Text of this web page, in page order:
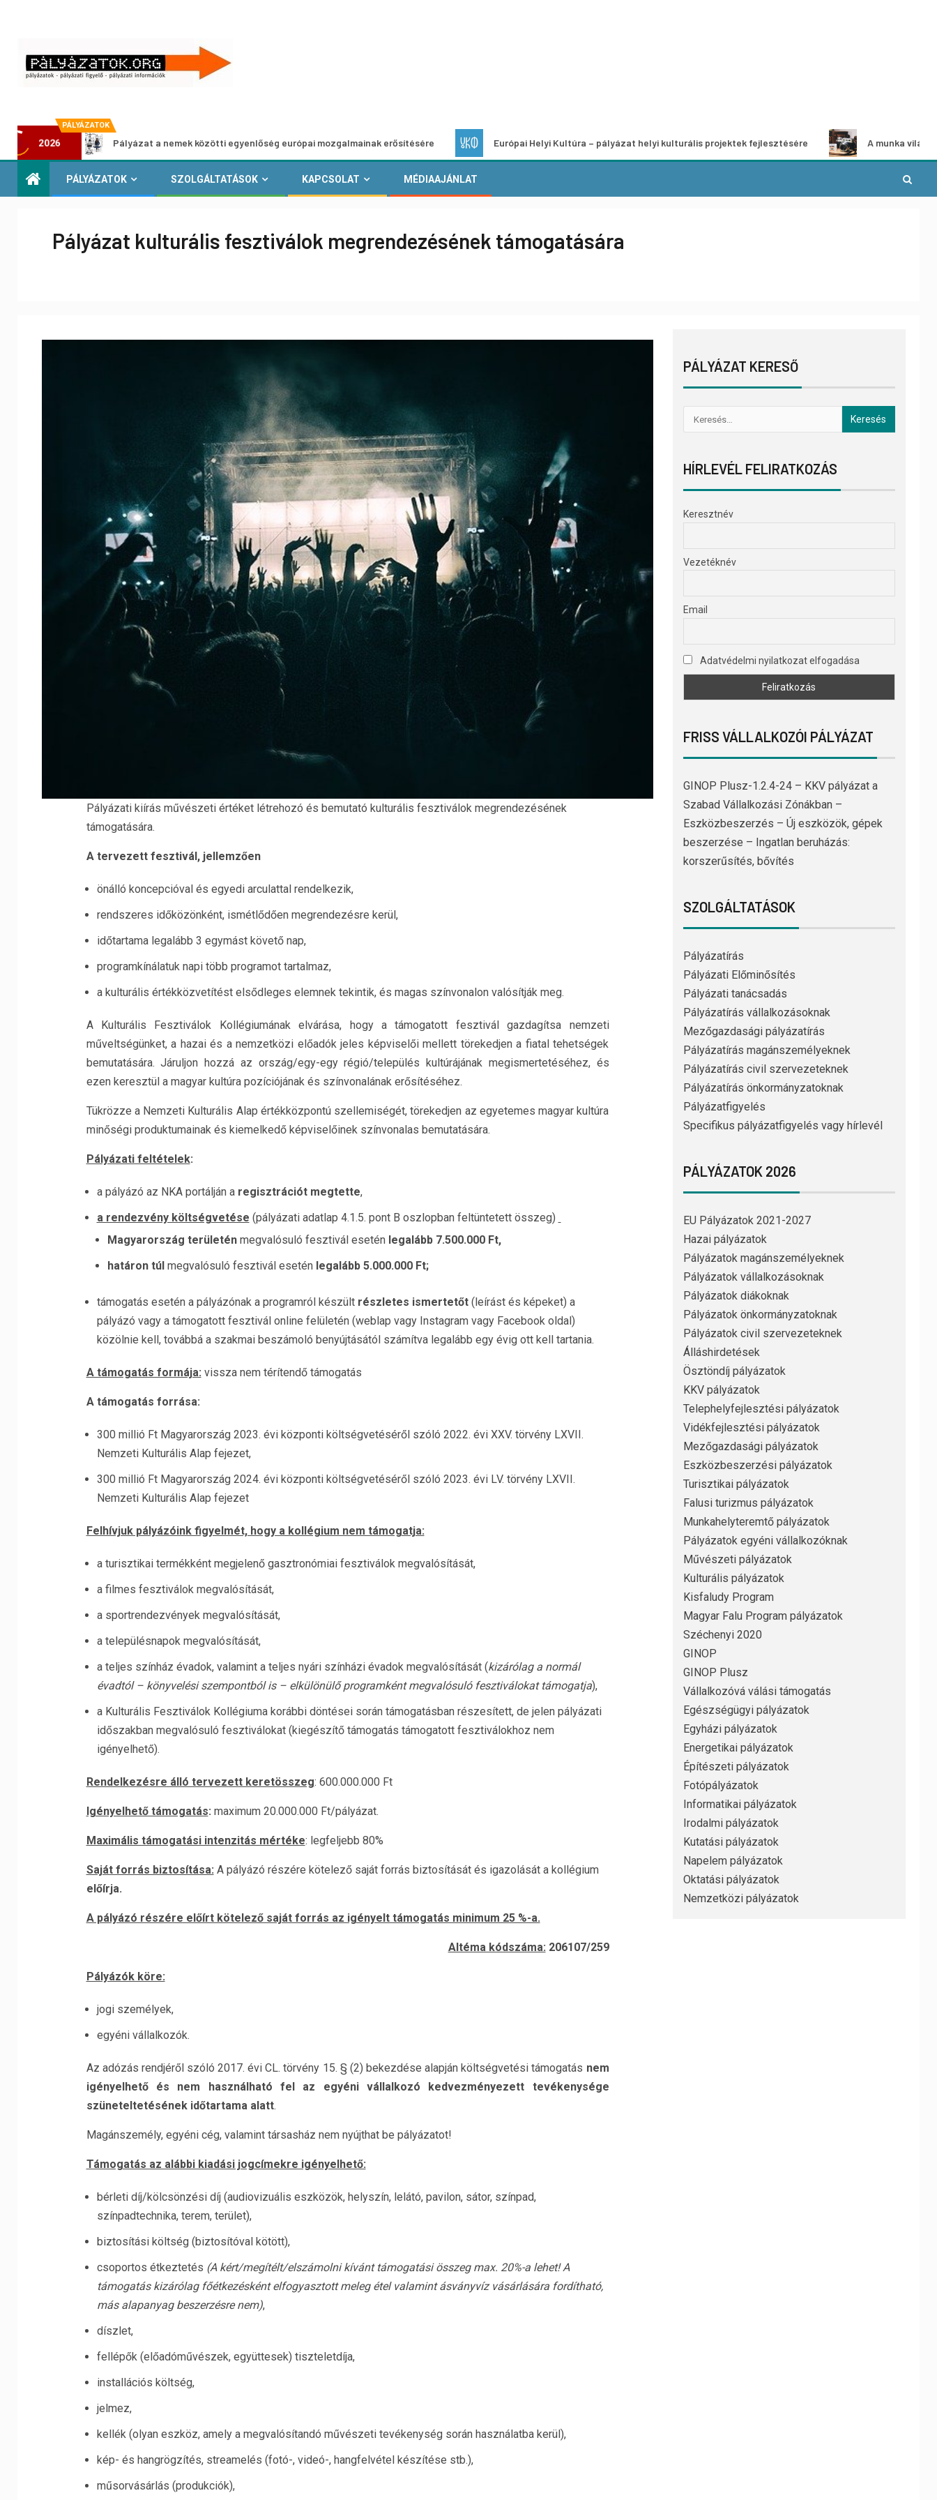
PÁLYÁZATOK
2026Pályázat a nemek közötti egyenlőség európai mozgalmainak erősítésére Európai Helyi Kultúra – pályázat helyi kulturális projektek fejlesztésére A munka világa –
PÁLYÁZATOK SZOLGÁLTATÁSOK KAPCSOLAT MÉDIAAJÁNLAT
Pályázat kulturális fesztiválok megrendezésének támogatására
Pályázati kiírás művészeti értéket létrehozó és bemutató kulturális fesztiválok megrendezésének
támogatására.
A tervezett fesztivál, jellemzően
önálló koncepcióval és egyedi arculattal rendelkezik,
rendszeres időközönként, ismétlődően megrendezésre kerül,
időtartama legalább 3 egymást követő nap,
programkínálatuk napi több programot tartalmaz,
a kulturális értékközvetítést elsődleges elemnek tekintik, és magas színvonalon valósítják meg.
A Kulturális Fesztiválok Kollégiumának elvárása, hogy a támogatott fesztivál gazdagítsa nemzeti
műveltségünket, a hazai és a nemzetközi előadók jeles képviselői mellett törekedjen a fiatal tehetségek
bemutatására. Járuljon hozzá az ország/egy-egy régió/település kultúrájának megismertetéséhez, és
ezen keresztül a magyar kultúra pozíciójának és színvonalának erősítéséhez.
Tükrözze a Nemzeti Kulturális Alap értékközpontú szellemiségét, törekedjen az egyetemes magyar kultúra
minőségi produktumainak és kiemelkedő képviselőinek színvonalas bemutatására.
Pályázati feltételek:
a pályázó az NKA portálján a regisztrációt megtette,
a rendezvény költségvetése (pályázati adatlap 4.1.5. pont B oszlopban feltüntetett összeg)
Magyarország területén megvalósuló fesztivál esetén legalább 7.500.000 Ft,
határon túl megvalósuló fesztivál esetén legalább 5.000.000 Ft;
támogatás esetén a pályázónak a programról készült részletes ismertetőt(leírást és képeket) a
pályázó vagy a támogatott fesztivál online felületén (weblap vagy Instagram vagy Facebook oldal)
közölnie kell, továbbá a szakmai beszámoló benyújtásától számítva legalább egy évig ott kell tartania.
A támogatás formája: vissza nem térítendő támogatás
A támogatás forrása:
300 millió Ft Magyarország 2023. évi központi költségvetéséről szóló 2022. évi XXV. törvény LXVII.
Nemzeti Kulturális Alap fejezet,
300 millió Ft Magyarország 2024. évi központi költségvetéséről szóló 2023. évi LV. törvény LXVII.
Nemzeti Kulturális Alap fejezet
Felhívjuk pályázóink figyelmét, hogy a kollégium nem támogatja:
a turisztikai termékként megjelenő gasztronómiai fesztiválok megvalósítását,
a filmes fesztiválok megvalósítását,
a sportrendezvények megvalósítását,
a településnapok megvalósítását,
a teljes színház évadok, valamint a teljes nyári színházi évadok megvalósítását (kizárólag a normál
évadtól – könyvelési szempontból is – elkülönülő programként megvalósuló fesztiválokat támogatja),
a Kulturális Fesztiválok Kollégiuma korábbi döntései során támogatásban részesített, de jelen pályázati
időszakban megvalósuló fesztiválokat (kiegészítő támogatás támogatott fesztiválokhoz nem
igényelhető).
Rendelkezésre álló tervezett keretösszeg: 600.000.000 Ft
Igényelhető támogatás: maximum 20.000.000 Ft/pályázat.
Maximális támogatási intenzitás mértéke: legfeljebb 80%
Saját forrás biztosítása: A pályázó részére kötelező saját forrás biztosítását és igazolását a kollégium
előírja.
A pályázó részére előírt kötelező saját forrás az igényelt támogatás minimum 25 %-a.
Altéma kódszáma: 206107/259
Pályázók köre:
jogi személyek,
egyéni vállalkozók.
Az adózás rendjéről szóló 2017. évi CL. törvény 15. § (2) bekezdése alapján költségvetési támogatás nem
igényelhető és nem használható fel az egyéni vállalkozó kedvezményezett tevékenysége
szüneteltetésének időtartama alatt.
Magánszemély, egyéni cég, valamint társasház nem nyújthat be pályázatot!
Támogatás az alábbi kiadási jogcímekre igényelhető:
bérleti díj/kölcsönzési díj (audiovizuális eszközök, helyszín, lelátó, pavilon, sátor, színpad,
színpadtechnika, terem, terület),
biztosítási költség (biztosítóval kötött),
csoportos étkeztetés (A kért/megítélt/elszámolni kívánt támogatási összeg max. 20%-a lehet! A
támogatás kizárólag főétkezésként elfogyasztott meleg étel valamint ásványvíz vásárlására fordítható,
más alapanyag beszerzésre nem),
díszlet,
fellépők (előadóművészek, együttesek) tiszteletdíja,
installációs költség,
jelmez,
kellék (olyan eszköz, amely a megvalósítandó művészeti tevékenység során használatba kerül),
kép- és hangrögzítés, streamelés (fotó-, videó-, hangfelvétel készítése stb.),
műsorvásárlás (produkciók),
PÁLYÁZAT KERESŐ
HÍRLEVÉL FELIRATKOZÁS
Keresztnév
Vezetéknév
Email
Adatvédelmi nyilatkozat elfogadása
FRISS VÁLLALKOZÓI PÁLYÁZAT
GINOP Plusz-1.2.4-24 – KKV pályázat a
Szabad Vállalkozási Zónákban –
Eszközbeszerzés – Új eszközök, gépek
beszerzése – Ingatlan beruházás:
korszerűsítés, bővítés
SZOLGÁLTATÁSOK
Pályázatírás
Pályázati Előminősítés
Pályázati tanácsadás
Pályázatírás vállalkozásoknak
Mezőgazdasági pályázatírás
Pályázatírás magánszemélyeknek
Pályázatírás civil szervezeteknek
Pályázatírás önkormányzatoknak
Pályázatfigyelés
Specifikus pályázatfigyelés vagy hírlevél
PÁLYÁZATOK 2026
EU Pályázatok 2021-2027
Hazai pályázatok
Pályázatok magánszemélyeknek
Pályázatok vállalkozásoknak
Pályázatok diákoknak
Pályázatok önkormányzatoknak
Pályázatok civil szervezeteknek
Álláshirdetések
Ösztöndíj pályázatok
KKV pályázatok
Telephelyfejlesztési pályázatok
Vidékfejlesztési pályázatok
Mezőgazdasági pályázatok
Eszközbeszerzési pályázatok
Turisztikai pályázatok
Falusi turizmus pályázatok
Munkahelyteremtő pályázatok
Pályázatok egyéni vállalkozóknak
Művészeti pályázatok
Kulturális pályázatok
Kisfaludy Program
Magyar Falu Program pályázatok
Széchenyi 2020
GINOP
GINOP Plusz
Vállalkozóvá válási támogatás
Egészségügyi pályázatok
Egyházi pályázatok
Energetikai pályázatok
Építészeti pályázatok
Fotópályázatok
Informatikai pályázatok
Irodalmi pályázatok
Kutatási pályázatok
Napelem pályázatok
Oktatási pályázatok
Nemzetközi pályázatok